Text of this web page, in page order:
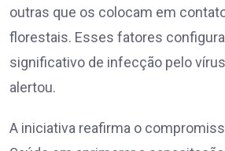
outras que os colocam em
florestais. Esses fatores
significativo de infecção pelo
alertou.
A iniciativa reafirma o